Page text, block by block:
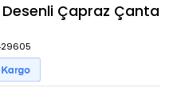
Desenli Çapraz Çanta